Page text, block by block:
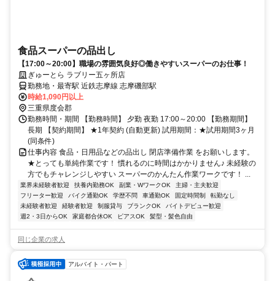
食品スーパーの品出し
【17:00～20:00】職場の雰囲気良好◎働きやすいスーパーのお仕事！
ぎゅーとら ラブリー五ヶ所店
勤務地・最寄駅 近鉄志摩線 志摩磯部駅
時給1,090円以上
三重県度会郡
勤務時間・期間 【勤務時間】 夕勤 夜勤 17:00～20:00 【勤務期間】
長期 【契約期間】 ★1年契約 (自動更新) 試用期間：★試用期間3ヶ月
(同条件)
仕事内容 食品・日用品などの品出し 閉店準備作業 をお願いします。
★とっても単純作業です！ 慣れるのに時間はかかりません♪ 未経験の
方でもチャレンジしやすい スーパーのかんたん作業ワークです！ ...
業界未経験者歓迎 扶養内勤務OK 副業・WワークOK
主婦・主夫歓迎
フリーター歓迎
バイク通勤OK 学歴不問 車通勤OK 固定時間制
転勤なし
未経験者歓迎
経験者歓迎 制服貸与 ブランクOK
バイトデビュー歓迎
週2・3日からOK
家庭都合休OK ピアスOK 髪型・髪色自由
同じ企業の求人
アルバイト・パート